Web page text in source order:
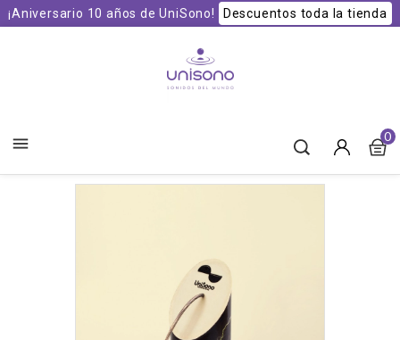
¡Aniversario 10 años de UniSono! Descuentos toda la tienda
 0